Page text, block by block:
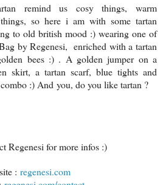
remind us cosy things, warm
so here i am with some tartan
to old british mood :) wearing one of
by Regenesi, enriched with a tartan
bees :) . A golden jumper on a
skirt, a tartan scarf, blue tights and
:) And you, do you like tartan ?
Regenesi for more infos :)
: regenesi.com